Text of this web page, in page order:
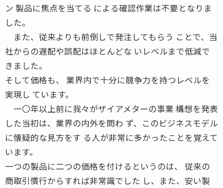
ン 製品に焦点を当てる による確認作業は不要となりま
した。
また、従来よりも前倒しで発注してもらう ことで、当
社からの遅配や誤配はほとんどな いレベルまで低減で
きました。
そして価格も、 業界内で十分に競争力を持つレベルを
実現し ています。
一〇年以上前に我々がザイアメターの事業 構想を発表
した当初は、業界の内外を問わ ず、このビジネスモデル
に懐疑的な見方をす る人が非常に多かったことを覚えて
います。
一つの製品に二つの価格を付けるというのは、 従来の
商取引慣行からすれば非常識でした し、また、安い製